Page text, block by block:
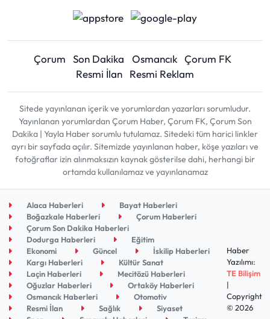
Çorum Son Dakika Osmancık Çorum FK
Resmi İlan
Resmi Reklam
Sitede yayınlanan içerik ve yorumlardan yazarları sorumludur.
Yayınlanan yorumlardan Çorum Haber, Çorum FK, Çorum Son
Dakika | Yayla Haber sorumlu tutulamaz. Sitedeki tüm harici linkler
ayrı bir sayfada açılır. Sitemizde yayınlanan haber, köşe yazıları ve
fotoğraflar izin alınmaksızın kaynak gösterilse dahi, herhangi bir
ortamda kullanılamaz ve yayınlanamaz
Alaca Haberleri
Bayat Haberleri
Boğazkale Haberleri
Çorum Haberleri
Çorum Son Dakika Haberleri
Dodurga Haberleri
Eğitim
Ekonomi
Güncel
İskilip Haberleri
Kargı Haberleri
Kültür Sanat
Laçin Haberleri
Mecitözü Haberleri
Oğuzlar Haberleri
Ortaköy Haberleri
Osmancık Haberleri
Otomotiv
Resmi İlan
Sağlık
Siyaset
Haber
Yazılımı:
TE Bilişim
|
Copyright
© 2026